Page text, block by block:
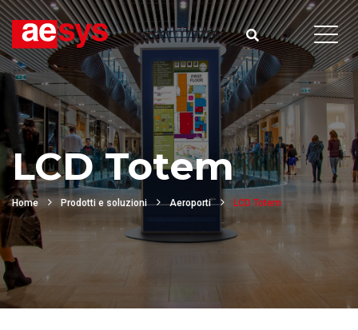
LCD Totem
Home Prodotti e soluzioni Aeroporti LCD Totem